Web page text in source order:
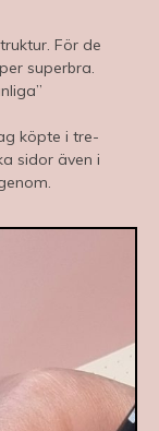
För de
superbra.
köpte i tre-
sidor även i